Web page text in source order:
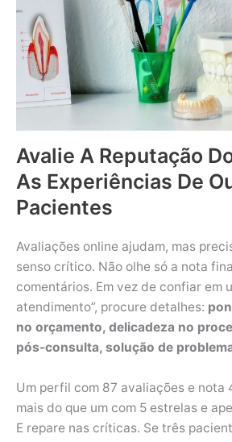
Avalie A Reputação
As Experiências De
Pacientes
Avaliações online ajudam, mas
senso crítico. Não olhe só a nota
comentários. Em vez de confiar em
atendimento”, procure detalhes:
no orçamento, delicadeza no
pós-consulta, solução de
Um perfil com 87 avaliações e nota
mais do que um com 5 estrelas e
E repare nas críticas. Se três